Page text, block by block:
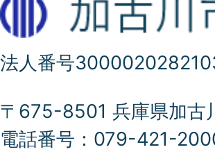
法人番号
〒675-8501 兵庫県加古
電話番号：079-421-